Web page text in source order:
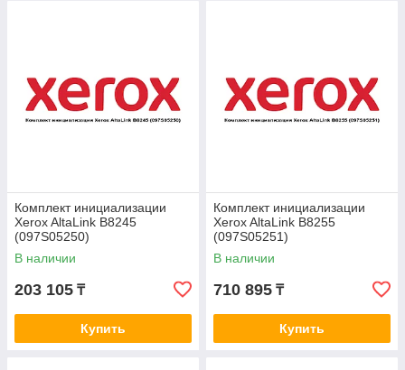
Комплект инициализации
Xerox AltaLink B8245
(097S05250)
В наличии
203 105 ₸
Купить
Комплект инициализации
Xerox AltaLink B8255
(097S05251)
В наличии
710 895 ₸
Купить